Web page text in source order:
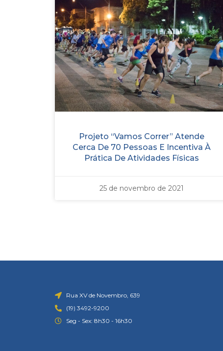
Projeto “Vamos Correr” Atende
Cerca De 70 Pessoas E Incentiva À
Prática De Atividades Físicas
25 de novembro de 2021
Rua XV de Novembro, 639
(19) 3492-9200
Seg - Sex: 8h30 - 16h30